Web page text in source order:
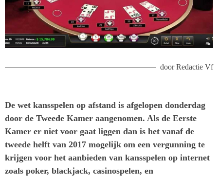
doorRedactie Vf
De wet kansspelen op afstand is afgelopen donderdag
door de Tweede Kamer aangenomen. Als de Eerste
Kamer er niet voor gaat liggen dan is het vanaf de
tweede helft van 2017 mogelijk om een vergunning te
krijgen voor het aanbieden van kansspelen op internet
zoals poker, blackjack, casinospelen, en